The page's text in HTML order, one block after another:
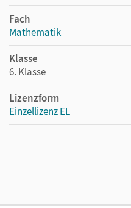
Fach
Mathematik
Klasse
6. Klasse
Lizenzform
Einzellizenz EL